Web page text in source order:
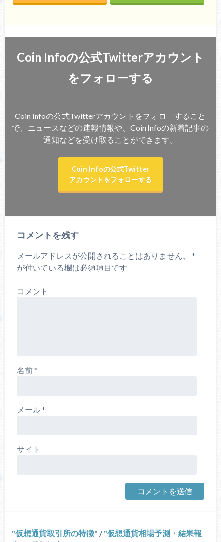
Coin Infoの公式Twitterアカウント
をフォローする
Coin Infoの公式Twitterアカウントをフォローすること
で、ニュースなどの速報情報や、Coin Infoの新着記事の
通知などを受け取ることができます。
Coin Infoの公式Twitter
アカウントをフォローする
コメントを残す
メールアドレスが公開されることはありません。
*
が付いている欄は必須項目です
コメント
名前*
メール*
サイト
仮想通貨取引所の特徴 / 仮想通貨相場予測・結果報